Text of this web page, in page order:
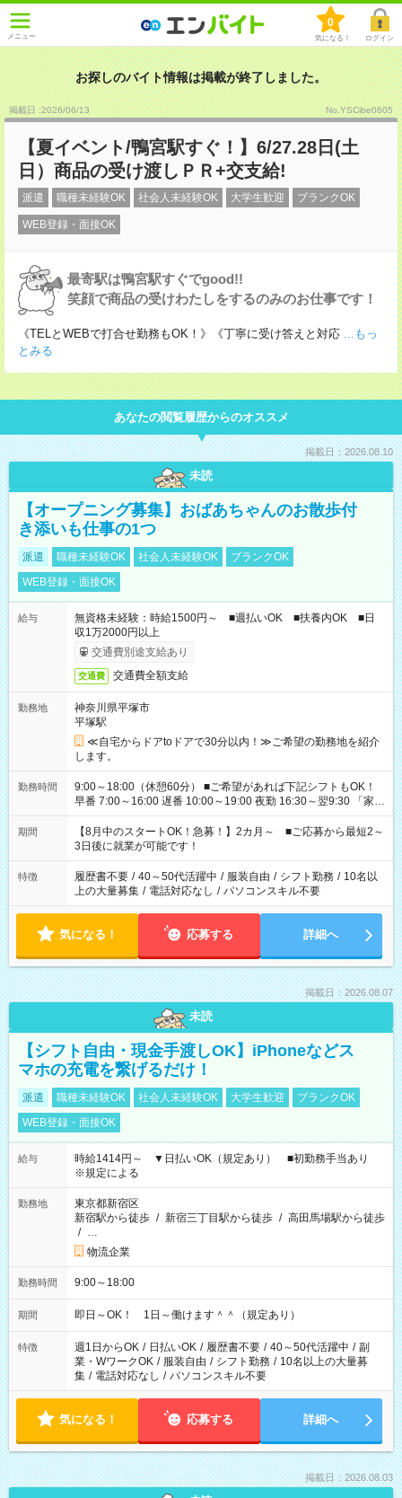
メニュー
0
気になる！ ログイン
お探しのバイト情報は掲載が終了しました。
掲載日 :2026/06/13 No.YSCibe0605
【夏イベント/鴨宮駅すぐ！】6/27.28日(土
日）商品の受け渡しＰＲ+交支給!
派遣 職種未経験OK 社会人未経験OK 大学生歓迎 ブランクOK
WEB登録・面接OK
最寄駅は鴨宮駅すぐでgood!!
笑顔で商品の受けわたしをするのみのお仕事です！
《TELとWEBで打合せ勤務もOK！》《丁寧に受け答えと対応 ...もっ
とみる
あなたの閲覧履歴からのオススメ
掲載日：2026.08.10
未読
【オープニング募集】おばあちゃんのお散歩付
き添いも仕事の1つ
派遣 職種未経験OK 社会人未経験OK
ブランクOK
WEB登録・面接OK
給与
無資格未経験：時給1500円～ ■週払いOK ■扶養内OK ■日
収1万2000円以上
交通費別途支給あり
交通費 交通費全額支給
勤務地
神奈川県平塚市
平塚駅
≪自宅からドアtoドアで30分以内！≫ご希望の勤務地を紹介
します。
勤務時間
9:00～18:00（休憩60分） ■ご希望があれば下記シフトもOK！
早番 7:00～16:00 遅番 10:00～19:00 夜勤 16:30～翌9:30 「家族
と休みを合わせたい」 「余裕を持って夕飯の準備がしたい」
「できれば残業はしたくない」 など、ご希望を教えてください
ね。 ※Wワーク希望の方へ 今ご覧のお仕事で希望する勤務時間
と、もう1つのお仕事の勤務時間。 合計で週40時間を超える場
合は応募できません。
期間
【8月中のスタートOK！急募！】2カ月～ ■ご応募から最短2～
3日後に就業が可能です！
特徴 履歴書不要 / 40～50代活躍中 / 服装自由 / シフト勤務 / 10名以
上の大量募集 / 電話対応なし / パソコンスキル不要
気になる！ 応募する 詳細へ
掲載日：2026.08.07
未読
【シフト自由・現金手渡しOK】iPhoneなどス
マホの充電を繋げるだけ！
派遣 職種未経験OK 社会人未経験OK 大学生歓迎
ブランクOK
WEB登録・面接OK
給与
時給1414円～ ▼日払いOK（規定あり） ■初勤務手当あり
※規定による
勤務地
東京都新宿区
新宿駅から徒歩 / 新宿三丁目駅から徒歩 / 高田馬場駅から徒歩
/ …
物流企業
勤務時間 9:00～18:00
期間 即日～OK！ 1日～働けます＾＾（規定あり）
特徴 週1日からOK / 日払いOK / 履歴書不要 / 40～50代活躍中 / 副
業・WワークOK / 服装自由 / シフト勤務 / 10名以上の大量募
集 / 電話対応なし / パソコンスキル不要
気になる！ 応募する 詳細へ
掲載日：2026.08.03